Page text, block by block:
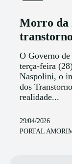
Morro da
O Governo
terça-feira
Naspolini, o
dos
realidade...
29/04/2026
PORTAL